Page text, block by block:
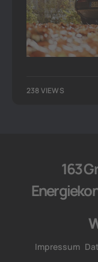
238 VIEWS
163
Impressum